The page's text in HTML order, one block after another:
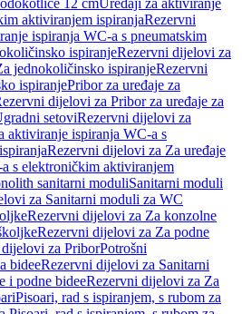
12 cmUređaji za aktiviranje
aktiviranjem ispiranjaRezervni
ispiranja WC-a s pneumatskim
ispiranjeRezervni dijelovi za
jednokoličinsko ispiranjeRezervni
ispiranjePribor za uređaje za
dijelovi za Pribor za uređaje za
setoviRezervni dijelovi za
aktiviranje ispiranja WC-a s
Rezervni dijelovi za Za uređaje
s elektroničkim aktiviranjem
sanitarni moduliSanitarni moduli
za Sanitarni moduli za WC
Rezervni dijelovi za Za konzolne
Rezervni dijelovi za Za podne
za PriborPotrošni
bideeRezervni dijelovi za Sanitarni
i podne bideeRezervni dijelovi za Za
Pisoari, rad s ispiranjem, s rubom za